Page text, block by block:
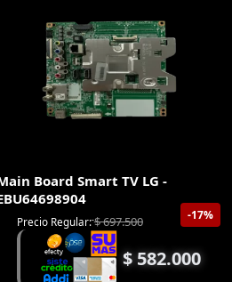
Board Smart TV LG -
-17%
Precio Regular:$697.500
$582.000